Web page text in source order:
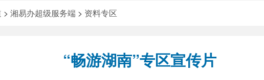
> 湘易办超级服务端 > 资料专区
“畅游湖南”专区宣传片